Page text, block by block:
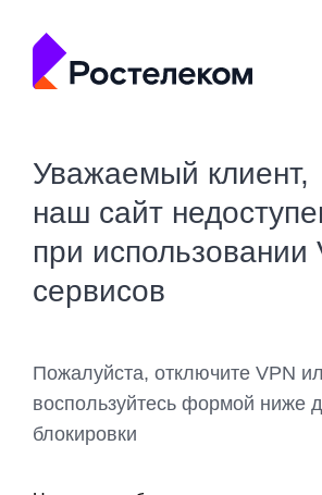
Уважаемый клиент,
наш сайт
при использовании
сервисов
Пожалуйста, отключите VPN
воспользуйтесь формой ниже
блокировки